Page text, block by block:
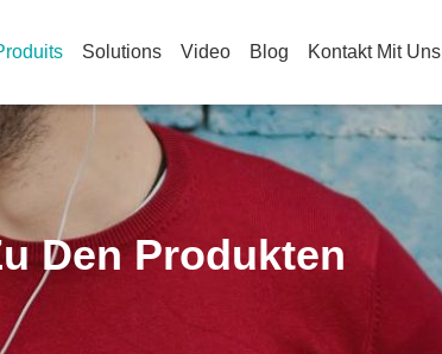
Solutions Video Blog Kontakt Mit Uns
Den Produkten